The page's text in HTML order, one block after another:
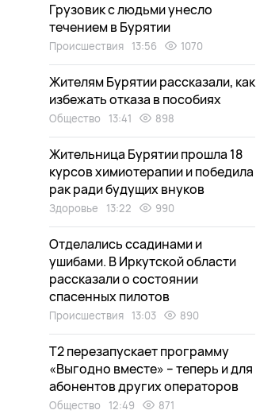
Грузовик с людьми унесло
течением в Бурятии
Происшествия 13:56 1070
Жителям Бурятии рассказали, как
избежать отказа в пособиях
Общество 13:41 898
Жительница Бурятии прошла 18
курсов химиотерапии и победила
рак ради будущих внуков
Здоровье 13:22 990
Отделались ссадинами и
ушибами. В Иркутской области
рассказали о состоянии
спасенных пилотов
Происшествия 13:03 890
Т2 перезапускает программу
«Выгодно вместе» – теперь и для
абонентов других операторов
Общество 12:49 871